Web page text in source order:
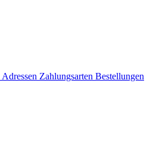
Adressen Zahlungsarten Bestellungen